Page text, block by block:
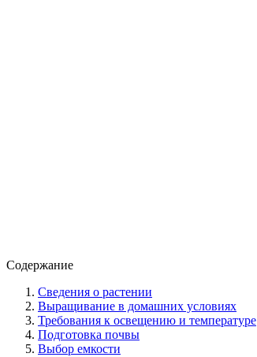
Содержание
Сведения о растении
Выращивание в домашних условиях
Требования к освещению и температуре
Подготовка почвы
Выбор емкости